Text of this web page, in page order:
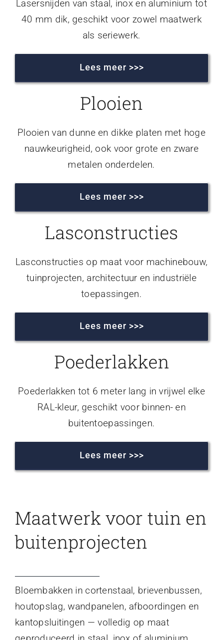
Lasersnijden van staal, inox en aluminium tot
40 mm dik, geschikt voor zowel maatwerk
als seriewerk.
Lees meer >>>
Plooien
Plooien van dunne en dikke platen met hoge
nauwkeurigheid, ook voor grote en zware
metalen onderdelen.
Lees meer >>>
Lasconstructies
Lasconstructies op maat voor machinebouw,
tuinprojecten, architectuur en industriële
toepassingen.
Lees meer >>>
Poederlakken
Poederlakken tot 6 meter lang in vrijwel elke
RAL-kleur, geschikt voor binnen- en
buitentoepassingen.
Lees meer >>>
Maatwerk voor tuin en
buitenprojecten
Bloembakken in cortenstaal, brievenbussen,
houtopslag, wandpanelen, afboordingen en
kantopsluitingen — volledig op maat